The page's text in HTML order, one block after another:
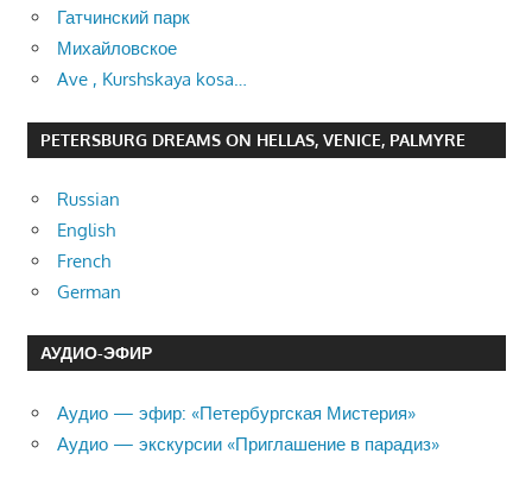
Гатчинский парк
Михайловское
Ave , Kurshskaya kosa…
PETERSBURG DREAMS ON HELLAS, VENICE, PALMYRE
Russian
English
French
German
АУДИО-ЭФИР
Аудио — эфир: «Петербургская Мистерия»
Аудио — экскурсии «Приглашение в парадиз»